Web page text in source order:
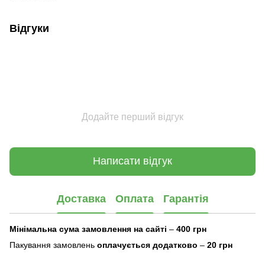
Відгуки
Додайте перший відгук
Написати відгук
Доставка Оплата Гарантія
Мінімальна сума замовлення на сайті – 400 грн
Пакування замовлень оплачується додатково – 20 грн